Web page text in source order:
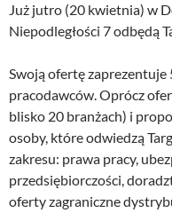
Już jutro (20 kwietnia) w
Niepodległości 7 odbędą
Swoją ofertę
pracodawców. Oprócz
blisko 20 branżach) i
osoby, które odwiedzą
zakresu: prawa pracy,
przedsiębiorczości,
oferty zagraniczne